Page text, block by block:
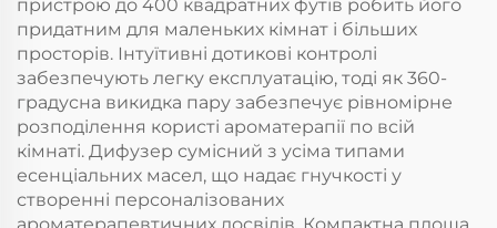
пристрою до 400 квадратних футів робить його
придатним для маленьких кімнат і більших
просторів. Інтуїтивні дотикові контролі
забезпечують легку експлуатацію, тоді як 360-
градусна викидка пару забезпечує рівномірне
розподілення користі ароматерапії по всій
кімнаті. Дифузер сумісний з усіма типами
есенціальних масел, що надає гнучкості у
створенні персоналізованих